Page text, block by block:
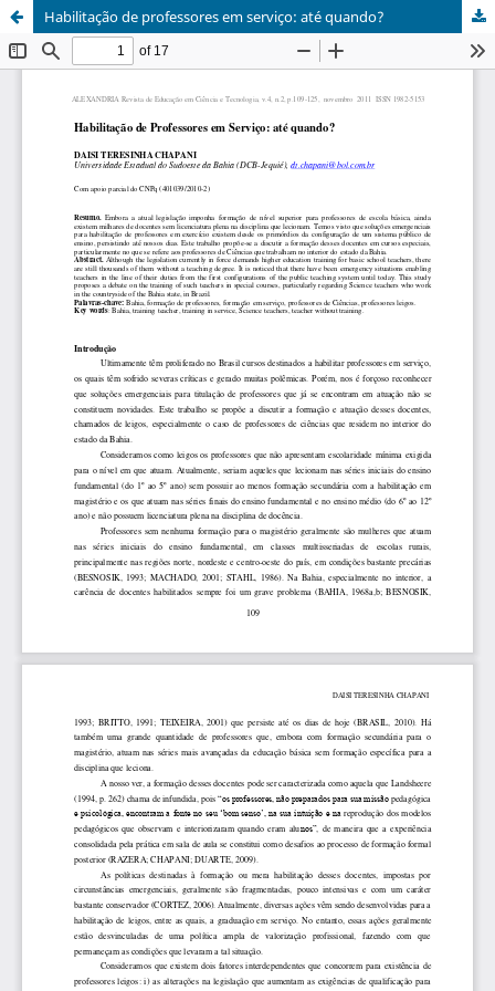
Habilitação de professores em serviço: até quando?